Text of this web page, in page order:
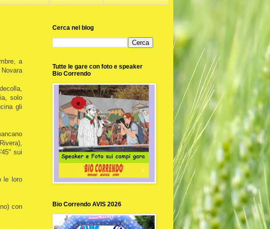
a
solo
gli
sui
le loro
con
Cerca nel blog
Tutte le gare con foto e speaker
Bio Correndo
Bio Correndo AVIS 2026